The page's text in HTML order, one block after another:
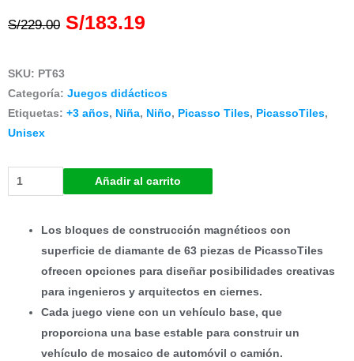
S/229.00 El
original
S/229.00.
S/183.19
actual
S/183.19.
SKU: PT63
Categoría: Juegos didácticos
Etiquetas: +3 años, Niña, Niño, Picasso Tiles, PicassoTiles,
Unisex
Set
de
Construcción
Magnéticos
Añadir al carrito
Los bloques de construcción magnéticos con
superficie de diamante de 63 piezas de PicassoTiles
ofrecen opciones para diseñar posibilidades creativas
para ingenieros y arquitectos en ciernes.
Cada juego viene con un vehículo base, que
proporciona una base estable para construir un
vehículo de mosaico de automóvil o camión.